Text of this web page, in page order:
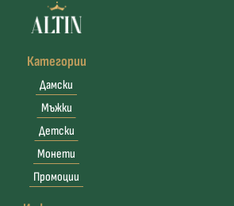
Категории
Дамски
Мъжки
Детски
Монети
Промоции